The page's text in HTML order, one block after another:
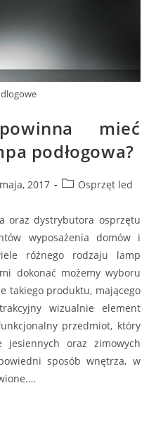
mieć
podłogowa?
2017
PostOsprzęt led
oraz dystrybutora osprzętu
wyposażenia domów i
różnego rodzaju lamp
dokonać możemy wyboru
takiego produktu, mającego
wizualnie element
przedmiot, który
jesiennych oraz zimowych
sposób wnętrza, w